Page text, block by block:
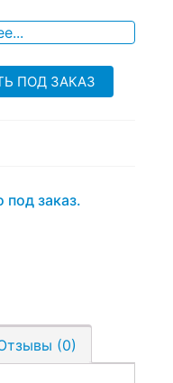
ПОД ЗАКАЗ
под заказ.
(0)